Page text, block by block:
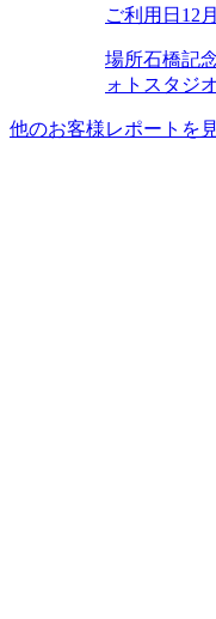
ご利用日 12
場所石橋記
ォトスタジ
他のお客様レポートを